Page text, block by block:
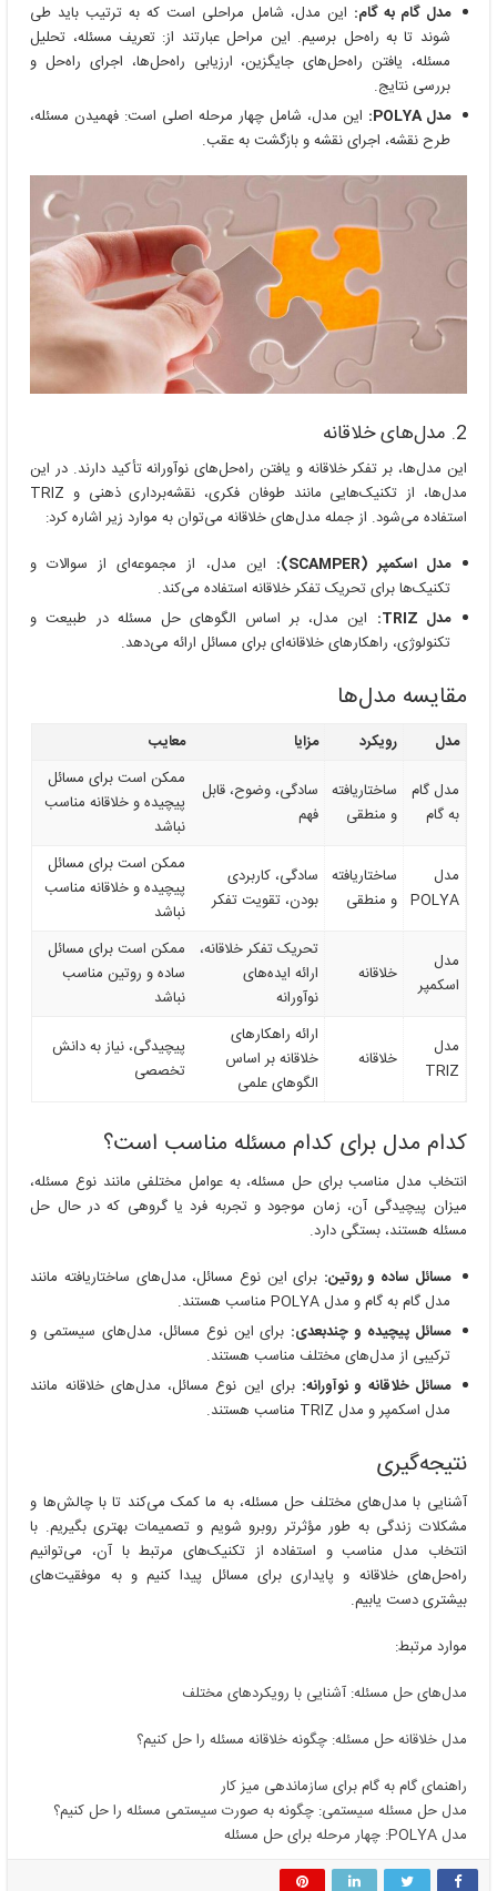
مدل گام به گام: این مدل، شامل مراحلی است که به ترتیب باید طی
شوند تا به راه‌حل برسیم. این مراحل عبارتند از: تعریف مسئله، تحلیل
مسئله، یافتن راه‌حل‌های جایگزین، ارزیابی راه‌حل‌ها، اجرای راه‌حل و
بررسی نتایج.
مدل POLYA:
این مدل، شامل چهار مرحله اصلی است: فهمیدن مسئله،
طرح نقشه، اجرای نقشه و بازگشت به عقب.
2. مدل‌های خلاقانه
این مدل‌ها، بر تفکر خلاقانه و یافتن راه‌حل‌های نوآورانه تأکید دارند. در این
مدل‌ها، از تکنیک‌هایی مانند طوفان فکری، نقشه‌برداری ذهنی و TRIZ
استفاده می‌شود. از جمله مدل‌های خلاقانه می‌توان به موارد زیر اشاره کرد:
مدل اسکمپر (SCAMPER):
این مدل، از مجموعه‌ای از سوالات و
تکنیک‌ها برای تحریک تفکر خلاقانه استفاده می‌کند.
مدل TRIZ:
این مدل، بر اساس الگوهای حل مسئله در طبیعت و
تکنولوژی، راهکارهای خلاقانه‌ای برای مسائل ارائه می‌دهد.
مقایسه مدل‌ها
مدل رویکرد مزایا
معایب
مدل گام
به گام
ساختاریافته
و منطقی
سادگی، وضوح، قابل
فهم
ممکن است برای مسائل
پیچیده و خلاقانه مناسب
نباشد
مدل
POLYA
ساختاریافته
و منطقی
سادگی، کاربردی
بودن، تقویت تفکر
ممکن است برای مسائل
پیچیده و خلاقانه مناسب
نباشد
مدل
اسکمپر
خلاقانه
تحریک تفکر خلاقانه،
ارائه ایده‌های
نوآورانه
ممکن است برای مسائل
ساده و روتین مناسب
نباشد
مدل
TRIZ
خلاقانه
ارائه راهکارهای
خلاقانه بر اساس
الگوهای علمی
پیچیدگی، نیاز به دانش
تخصصی
کدام مدل برای کدام مسئله مناسب است؟
انتخاب مدل مناسب برای حل مسئله، به عوامل مختلفی مانند نوع مسئله،
میزان پیچیدگی آن، زمان موجود و تجربه فرد یا گروهی که در حال حل
مسئله هستند، بستگی دارد.
مسائل ساده و روتین: برای این نوع مسائل، مدل‌های ساختاریافته مانند
مدل گام به گام و مدل POLYA مناسب هستند.
مسائل پیچیده و چندبعدی: برای این نوع مسائل، مدل‌های سیستمی و
ترکیبی از مدل‌های مختلف مناسب هستند.
مسائل خلاقانه و نوآورانه: برای این نوع مسائل، مدل‌های خلاقانه مانند
مدل اسکمپر و مدل TRIZ مناسب هستند.
نتیجه‌گیری
آشنایی با مدل‌های مختلف حل مسئله، به ما کمک می‌کند تا با چالش‌ها و
مشکلات زندگی به طور مؤثرتر روبرو شویم و تصمیمات بهتری بگیریم. با
انتخاب مدل مناسب و استفاده از تکنیک‌های مرتبط با آن، می‌توانیم
راه‌حل‌های خلاقانه و پایداری برای مسائل پیدا کنیم و به موفقیت‌های
بیشتری دست یابیم.
موارد مرتبط:
مدل‌های حل مسئله: آشنایی با رویکردهای مختلف
مدل خلاقانه حل مسئله: چگونه خلاقانه مسئله را حل کنیم؟
راهنمای گام به گام برای سازماندهی میز کار
مدل حل مسئله سیستمی: چگونه به صورت سیستمی مسئله را حل کنیم؟
مدل POLYA: چهار مرحله برای حل مسئله